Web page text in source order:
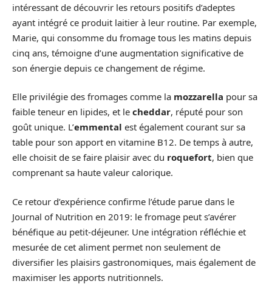
intéressant de découvrir les retours positifs d’adeptes
ayant intégré ce produit laitier à leur routine. Par exemple,
Marie, qui consomme du fromage tous les matins depuis
cinq ans, témoigne d’une augmentation significative de
son énergie depuis ce changement de régime.
Elle privilégie des fromages comme la mozzarella pour sa
faible teneur en lipides, et le cheddar, réputé pour son
goût unique. L’emmental est également courant sur sa
table pour son apport en vitamine B12. De temps à autre,
elle choisit de se faire plaisir avec du roquefort, bien que
comprenant sa haute valeur calorique.
Ce retour d’expérience confirme l’étude parue dans le
Journal of Nutrition en 2019: le fromage peut s’avérer
bénéfique au petit-déjeuner. Une intégration réfléchie et
mesurée de cet aliment permet non seulement de
diversifier les plaisirs gastronomiques, mais également de
maximiser les apports nutritionnels.